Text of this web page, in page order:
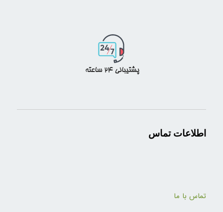
اطلاعات تماس
تماس با ما